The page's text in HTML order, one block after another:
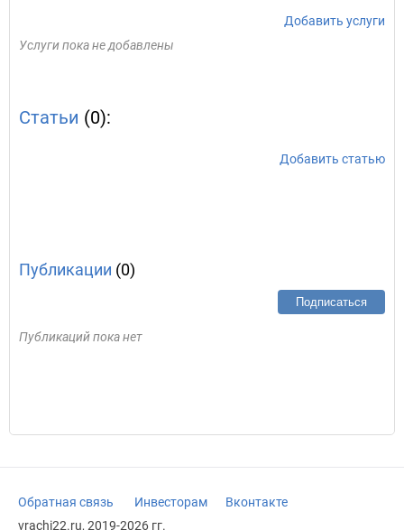
Добавить услуги
Услуги пока не добавлены
Статьи (0):
Добавить статью
Публикации (0)
Подписаться
Публикаций пока нет
Обратная связь Инвесторам
Вконтакте
vrachi22.ru, 2019-2026 гг.